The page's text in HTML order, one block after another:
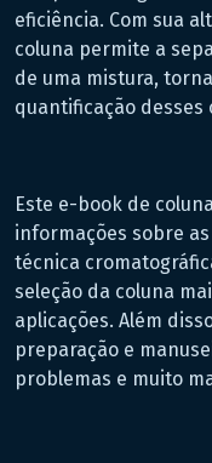
eficiência. Com sua
coluna permite a
de uma mistura,
quantificação desses
Este e-book de
informações sobre
técnica
seleção da coluna
aplicações. Além
preparação e
problemas e muito